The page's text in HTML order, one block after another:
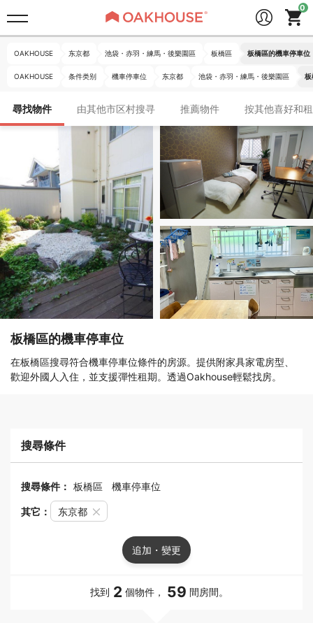
OAKHOUSE 东京都 池袋・赤羽・練馬・後樂園區 板橋區 板橋區的機車停車位
OAKHOUSE 条件类别 機車停車位 东京都 池袋・赤羽・練馬・後樂園區 板
尋找物件 由其他市区村搜寻 推薦物件 按其他喜好和
板橋區的機車停車位
在板橋區搜尋符合機車停車位條件的房源。提供附家具家電房型、
歡迎外國人入住，並支援彈性租期。透過Oakhouse輕鬆找房。
搜尋條件
搜尋條件： 板橋區 機車停車位
其它： 东京都
追加・變更
找到 2 個物件， 59 間房間。